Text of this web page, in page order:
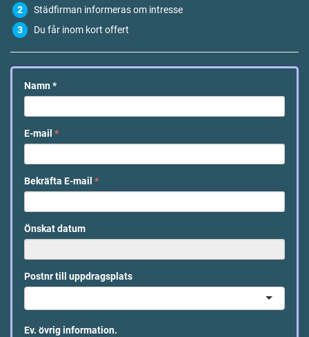
Städfirman informeras om intresse
Du får inom kort offert
Namn *
E-mail *
Bekräfta E-mail *
Önskat datum
Postnr till uppdragsplats
Ev. övrig information.